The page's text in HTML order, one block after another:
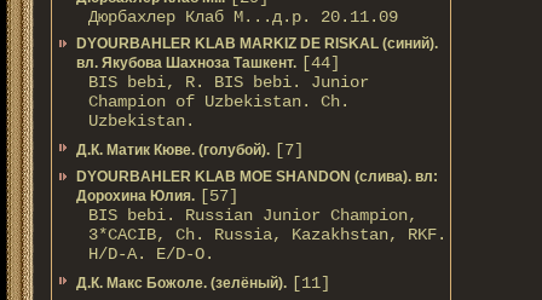
Дюрбахлер Клаб М...д.р. 20.11.09
DYOURBAHLER KLAB MARKIZ DE RISKAL (синий).
вл. Якубова Шахноза Ташкент. [44]
BIS bebi, R. BIS bebi. Junior
Champion of Uzbekistan. Ch.
Uzbekistan.
Д.К. Матик Кюве. (голубой). [7]
DYOURBAHLER KLAB MOE SHANDON (слива). вл:
Дорохина Юлия. [57]
BIS bebi. Russian Junior Champion,
3*САСIB, Ch. Russia, Kazakhstan, RKF.
Н/D-A. E/D-O.
Д.К. Макс Божоле. (зелёный). [11]